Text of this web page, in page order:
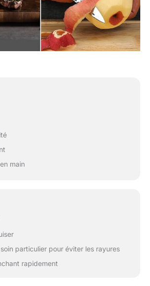
main
particulier pour éviter les rayures
rapidement